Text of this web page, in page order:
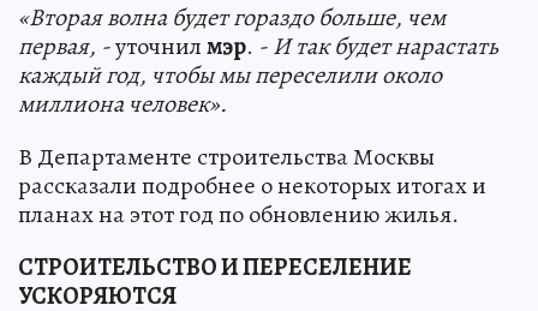
«Вторая волна будет гораздо больше, чем
первая, -уточнилмэр. - И так будет нарастать
каждый год, чтобы мы переселили около
миллиона человек».
В Департаменте строительства Москвы
рассказали подробнее о некоторых итогах и
планах на этот год по обновлению жилья.
СТРОИТЕЛЬСТВО И ПЕРЕСЕЛЕНИЕ
УСКОРЯЮТСЯ